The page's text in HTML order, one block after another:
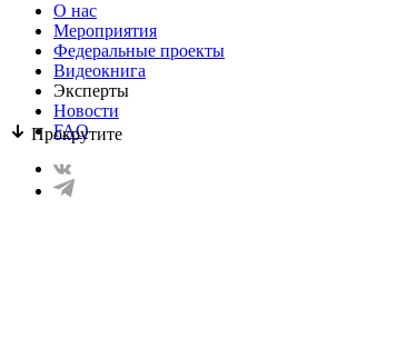
Прокрутите
О нас
Mероприятия
Федеральные проекты
Видеокнига
Эксперты
Новости
FAQ